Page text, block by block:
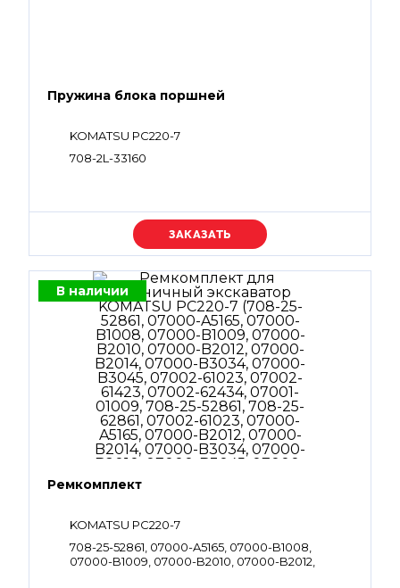
Пружина блока поршней
KOMATSU PC220-7
708-2L-33160
Уточняйте цену
В наличии
Ремкомплект
KOMATSU PC220-7
708-25-52861, 07000-A5165, 07000-B1008,
07000-B1009, 07000-B2010, 07000-B2012,